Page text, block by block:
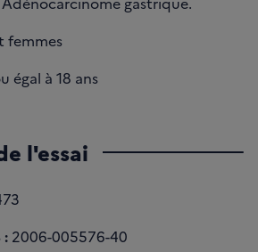
femmes
égal à 18 ans
l'essai
: 2006-005576-40